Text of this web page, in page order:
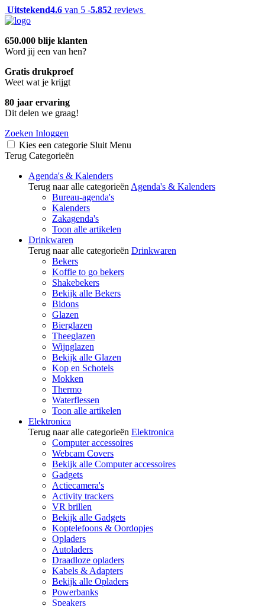
Uitstekend4.6 van 5 -5.852 reviews
650.000 blije klanten
Word jij een van hen?
Gratis drukproef
Weet wat je krijgt
80 jaar ervaring
Dit delen we graag!
Zoeken Inloggen
Kies een categorie Sluit Menu
Terug Categorieën
Agenda's & Kalenders
Terug naar alle categorieën Agenda's & Kalenders
Bureau-agenda's
Kalenders
Zakagenda's
Toon alle artikelen
Drinkwaren
Terug naar alle categorieën Drinkwaren
Bekers
Koffie to go bekers
Shakebekers
Bekijk alle Bekers
Bidons
Glazen
Bierglazen
Theeglazen
Wijnglazen
Bekijk alle Glazen
Kop en Schotels
Mokken
Thermo
Waterflessen
Toon alle artikelen
Elektronica
Terug naar alle categorieën Elektronica
Computer accessoires
Webcam Covers
Bekijk alle Computer accessoires
Gadgets
Actiecamera's
Activity trackers
VR brillen
Bekijk alle Gadgets
Koptelefoons & Oordopjes
Opladers
Autoladers
Draadloze opladers
Kabels & Adapters
Bekijk alle Opladers
Powerbanks
Speakers